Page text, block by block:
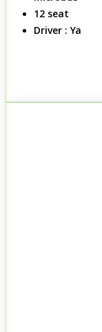
12 seat
Driver : Ya